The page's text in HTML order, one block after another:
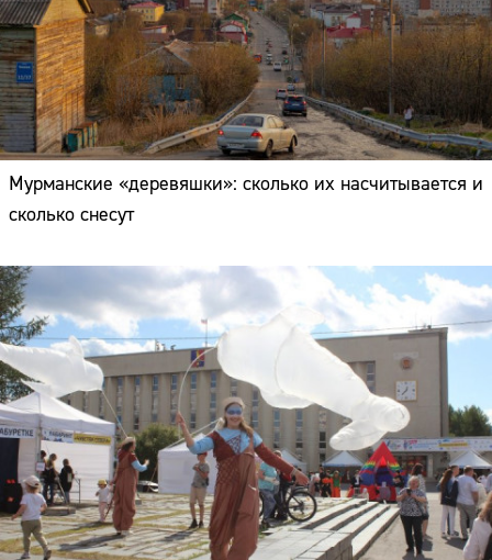
Мурманские «деревяшки»: сколько их насчитывается и
сколько снесут